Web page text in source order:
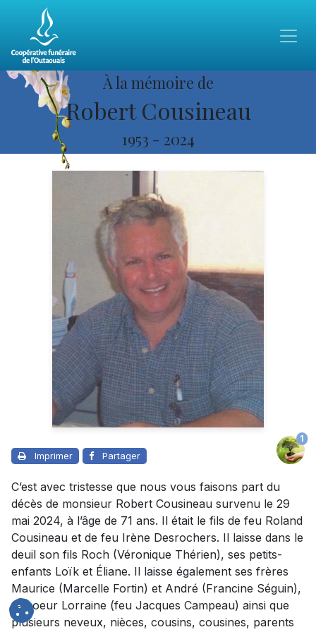
À la mémoire de
Robert Cousineau
1953 - 2024
Imprimer Partager
1
C’est avec tristesse que nous vous faisons part du
décès de monsieur Robert Cousineau survenu le 29
mai 2024, à l’âge de 71 ans. Il était le fils de feu Roland
Cousineau et de feu Irène Desrochers. Il laisse dans le
deuil son fils Roch (Véronique Thérien), ses petits-
enfants Loïk et Éliane. Il laisse également ses frères
Maurice (Marcelle Fortin) et André (Francine Séguin),
sa soeur Lorraine (feu Jacques Campeau) ainsi que
plusieurs neveux, nièces, cousins, cousines, parents